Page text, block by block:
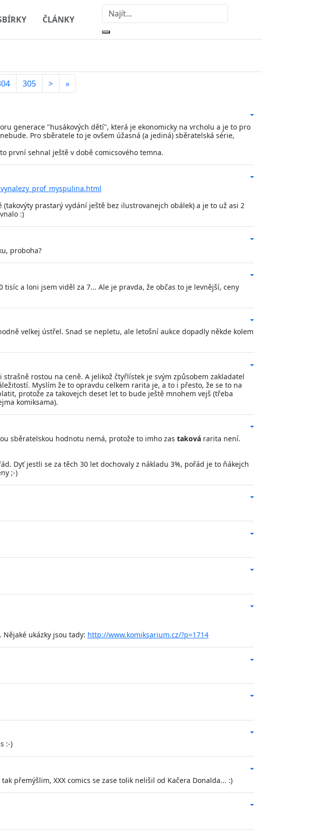
ČLÁNKY
305 > »
generace "husákových dětí", která je ekonomicky na vrcholu a je to pro
Pro sběratele to je ovšem úžasná (a jediná) sběratelská série,
první sehnal ještě v době comicsového temna.
prastarý vydání ještě bez ilustrovanejch obálek) a je to už asi 2
:)
proboha?
a loni jsem viděl za 7... Ale je pravda, že občas to je levnější, ceny
velkej ústřel. Snad se nepletu, ale letošní aukce dopadly někde kolem
rostou na ceně. A jelikož čtyřlístek je svým způsobem zakladatel
Myslím že to opravdu celkem rarita je, a to i přesto, že se to na
protože za takovejch deset let to bude ještě mnohem vejš (třeba
komiksama).
sběratelskou hodnotu nemá, protože to imho zas taková rarita není.
Dyť jestli se za těch 30 let dochovaly z nákladu 3%, pořád je to ňákejch
;-)
ukázky jsou tady: http://www.komiksarium.cz/?p=1714
:-)
přemýšlim, XXX comics se zase tolik nelišil od Kačera Donalda... :)